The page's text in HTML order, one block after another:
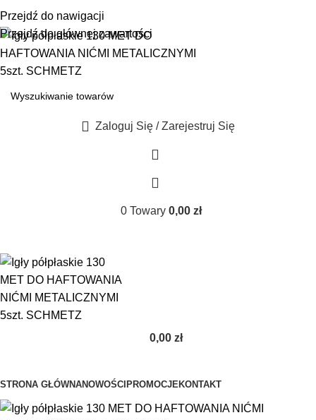
Przejdź do nawigacji
Przejdź do głównej zawartości
+48 85 653 93 55biuro@maszyny-szwalnicze.pl
Zaloguj Się / Zarejestruj Się
0 Towary 0,00 zł
0,00 zł
STRONA GŁÓWNANOWOŚCI PROMOCJEKONTAKT